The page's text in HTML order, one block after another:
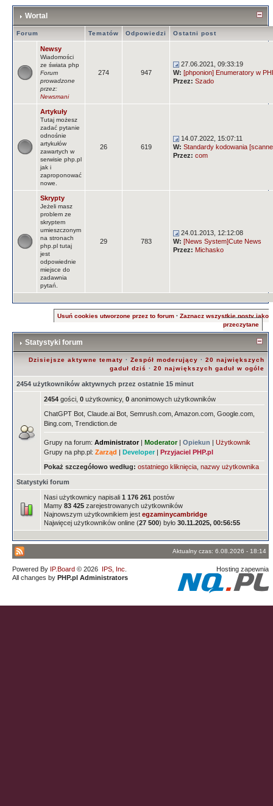
Wortal
Forum Tematów Odpowiedzi Ostatni post
Newsy
Wiadomości
ze świata php
Forum
prowadzone
przez:
Newsmani
274 947
27.06.2021, 09:33:19
W: [phponion] Enumeratory w
Przez: Szado
Artykuły
Tutaj możesz
zadać pytanie
odnośnie
artykułów
zawartych w
serwisie php.pl
jak i
zaproponować
nowe.
26 619
14.07.2022, 15:07:11
W: Standardy kodowania
Przez: com
Skrypty
Jeżeli masz
problem ze
skryptem
umieszczonym
na stronach
php.pl tutaj
jest
odpowiednie
miejsce do
zadawnia
pytań.
29 783
24.01.2013, 12:12:08
W: [News System]Cute News
Przez: Michasko
Usuń cookies utworzone przez to forum ·Zaznacz wszystkie posty jako
przeczytane
Statystyki forum
Dzisiejsze aktywne tematy · Zespół moderujący · 20 największych
gaduł dziś · 20 największych gaduł w ogóle
2454 użytkowników aktywnych przez ostatnie 15 minut
2454 gości, 0 użytkownicy, 0 anonimowych użytkowników
ChatGPT Bot, Claude.ai Bot, Semrush.com, Amazon.com, Google.com,
Bing.com, Trendiction.de
Grupy na forum: Administrator| Moderator| Opiekun | Użytkownik
Grupy na php.pl: Zarząd | Developer| Przyjaciel PHP.pl
Pokaż szczegółowo według: ostatniego kliknięcia nazwy użytkownika
Statystyki forum
Nasi użytkownicy napisali 1 176 261 postów
Mamy 83 425 zarejestrowanych użytkowników
Najnowszym użytkownikiem jest egzaminycambridge
Najwięcej użytkowników online (27 500) było 30.11.2025, 00:56:55
Aktualny czas: 6.08.2026 - 18:14
Powered By IP.Board © 2026 IPS, Inc
All changes by PHP.pl Administrators
Hosting zapewnia